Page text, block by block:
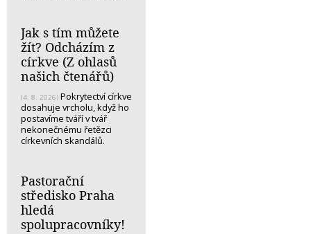
Jak s tím můžete
žít? Odcházím z
církve (Z ohlasů
našich čtenářů)
(4. 8. 2026) Pokrytectví církve
dosahuje vrcholu, když ho
postavíme tváří v tvář
nekonečnému řetězci
církevních skandálů.
Pastorační
středisko Praha
hledá
spolupracovníky!